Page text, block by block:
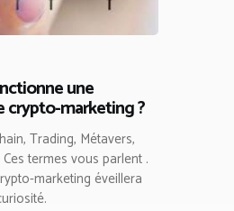
une
crypto-marketing ?
Trading, Métavers,
termes vous parlent .
marketing éveillera